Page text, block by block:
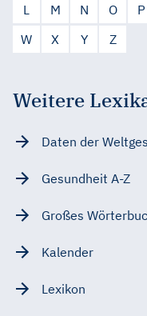
L
M N O P
W
X Y Z
Weitere
Daten der
Gesundheit A-Z
Großes
Kalender
Lexikon